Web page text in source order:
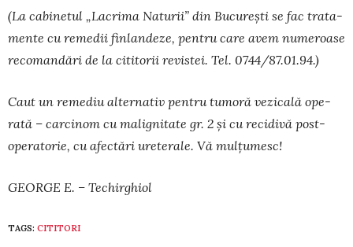
(La cabinetul „Lacrima Natu­rii” din București se fac trata­
mente cu remedii finlandeze, pen­tru care avem numeroase
reco­mandări de la cititorii revistei. Tel. 0744/87.01.94.)
Caut un remediu alter­nativ pentru tumoră ve­­zicală ope­
rată – carcinom cu malig­nitate gr. 2 și cu reci­divă post-
opera­torie, cu afec­­tări ure­terale. Vă mul­țu­mesc!
GEORGE E. – Techirghiol
TAGS: CITITORI